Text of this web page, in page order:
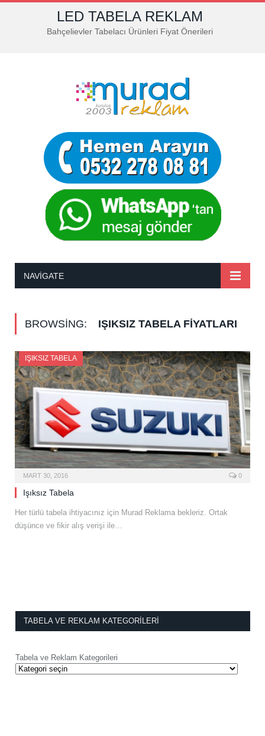
LED TABELA REKLAM
Bahçelievler Tabelacı Ürünleri Fiyat Önerileri
NAVIGATE
BROWSING: IŞIKSIZ TABELA FIYATLARI
IŞIKSIZ TABELA
MART 30, 2016 0
Işıksız Tabela
Her türlü tabela ihtiyacınız için Murad Reklama bekleriz. Ortak
düşünce ve fikir alış verişi ile…
TABELA VE REKLAM KATEGORILERI
Tabela ve Reklam Kategorileri